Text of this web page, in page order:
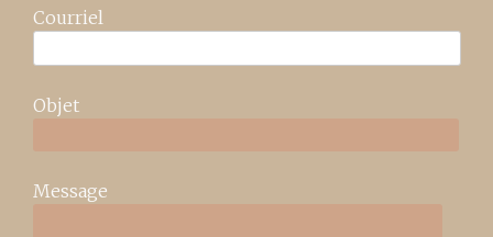
Courriel
Objet
Message